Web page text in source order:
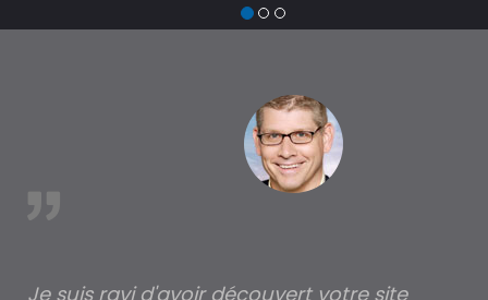
Je suis ravi d'avoir découvert votre site